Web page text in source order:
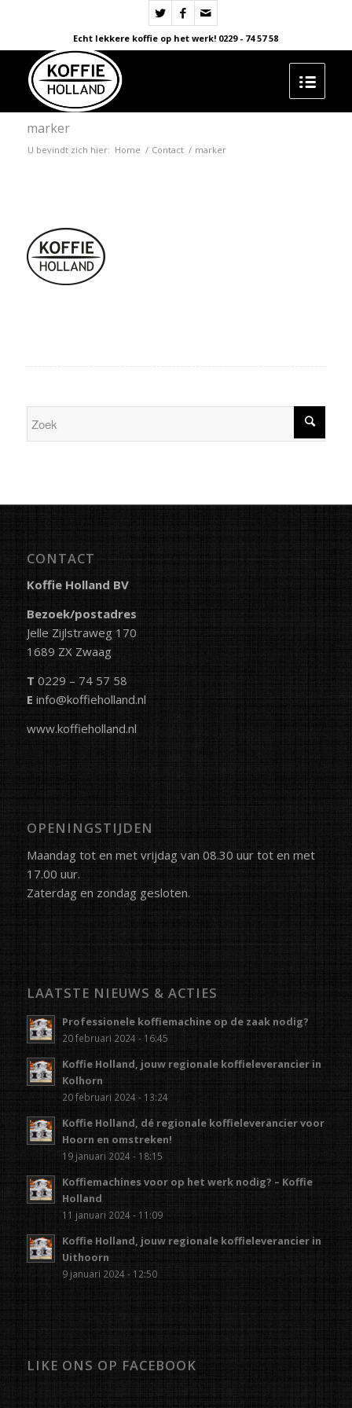
Echt lekkere koffie op het werk! 0229 - 74 57 58
marker
U bevindt zich hier: Home / Contact / marker
CONTACT
Koffie Holland BV
Bezoek/postadres
Jelle Zijlstraweg 170
1689 ZX Zwaag
T 0229 – 74 57 58
E info@koffieholland.nl
www.koffieholland.nl
OPENINGSTIJDEN
Maandag tot en met vrijdag van 08.30 uur tot en met
17.00 uur.
Zaterdag en zondag gesloten.
LAATSTE NIEUWS & ACTIES
Professionele koffiemachine op de zaak nodig?
20 februari 2024 - 16:45
Koffie Holland, jouw regionale koffieleverancier in
Kolhorn
20 februari 2024 - 13:24
Koffie Holland, dé regionale koffieleverancier voor
Hoorn en omstreken!
19 januari 2024 - 18:15
Koffiemachines voor op het werk nodig? – Koffie
Holland
11 januari 2024 - 11:09
Koffie Holland, jouw regionale koffieleverancier in
Uithoorn
9 januari 2024 - 12:50
LIKE ONS OP FACEBOOK